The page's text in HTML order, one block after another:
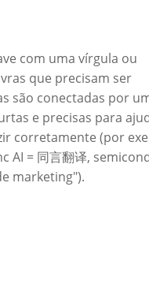
com uma vírgula ou
que precisam ser
são conectadas por
e precisas para
corretamente (por
AI = 同言翻译,
marketing").